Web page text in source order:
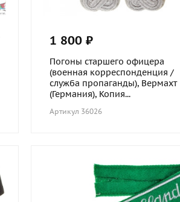
1 800 ₽
Погоны старшего офицера
(военная корреспонденция /
служба пропаганды), Вермахт
(Германия), Копия...
Артикул 36026